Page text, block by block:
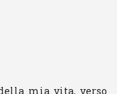
mia vita, verso